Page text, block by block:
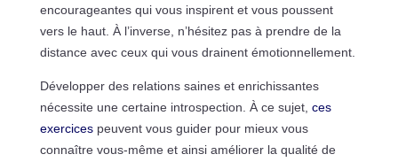
encourageantes qui vous inspirent et vous poussent
vers le haut. À l’inverse, n’hésitez pas à prendre de la
distance avec ceux qui vous drainent émotionnellement.
Développer des relations saines et enrichissantes
nécessite une certaine introspection. À ce sujet, ces
exercicespeuvent vous guider pour mieux vous
connaître vous-même et ainsi améliorer la qualité de